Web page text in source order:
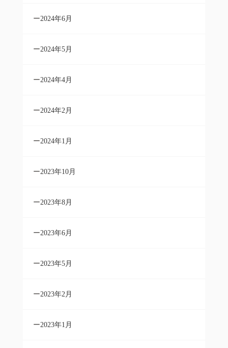
2024年6月
2024年5月
2024年4月
2024年2月
2024年1月
2023年10月
2023年8月
2023年6月
2023年5月
2023年2月
2023年1月